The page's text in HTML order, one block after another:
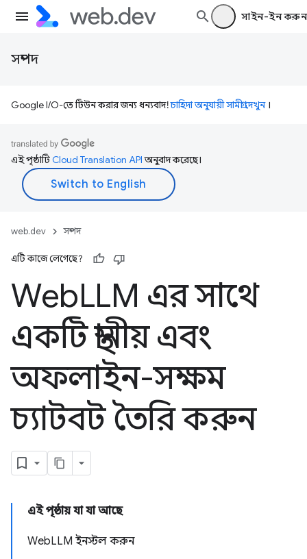
সাইন-ইন করুন
সম্পদ
Google I/O-তে টিউন করার জন্য ধন্যবাদ!চাহিদা অনুযায়ী সামগ্রী দেখুন।
এই পৃষ্ঠাটিCloud Translation APIঅনুবাদ করেছে।
web.dev সম্পদ
এটি কাজে লেগেছে?
WebLLM এর সাথে
একটি স্থানীয় এবং
অফলাইন-সক্ষম
চ্যাটবট তৈরি করুন
এই পৃষ্ঠায় যা যা আছে
WebLLM ইনস্টল করুন